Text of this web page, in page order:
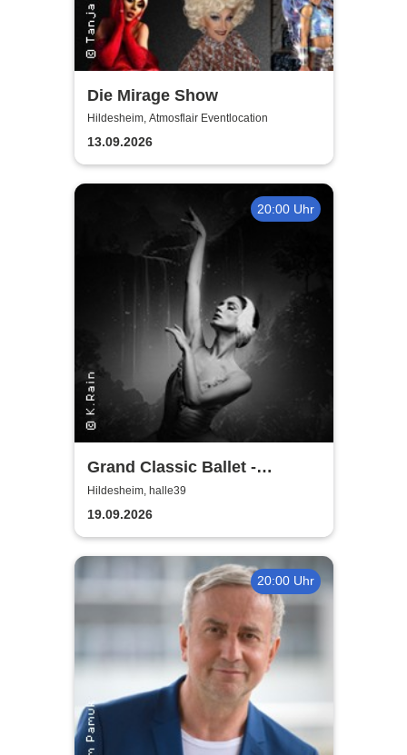
Die Mirage Show
Hildesheim, Atmosflair Eventlocation
13.09.2026
20:00 Uhr
Grand Classic Ballet -
Schwanensee - Jenseits der
Bühne mit live Streichquartett
Hildesheim, halle39
19.09.2026
20:00 Uhr